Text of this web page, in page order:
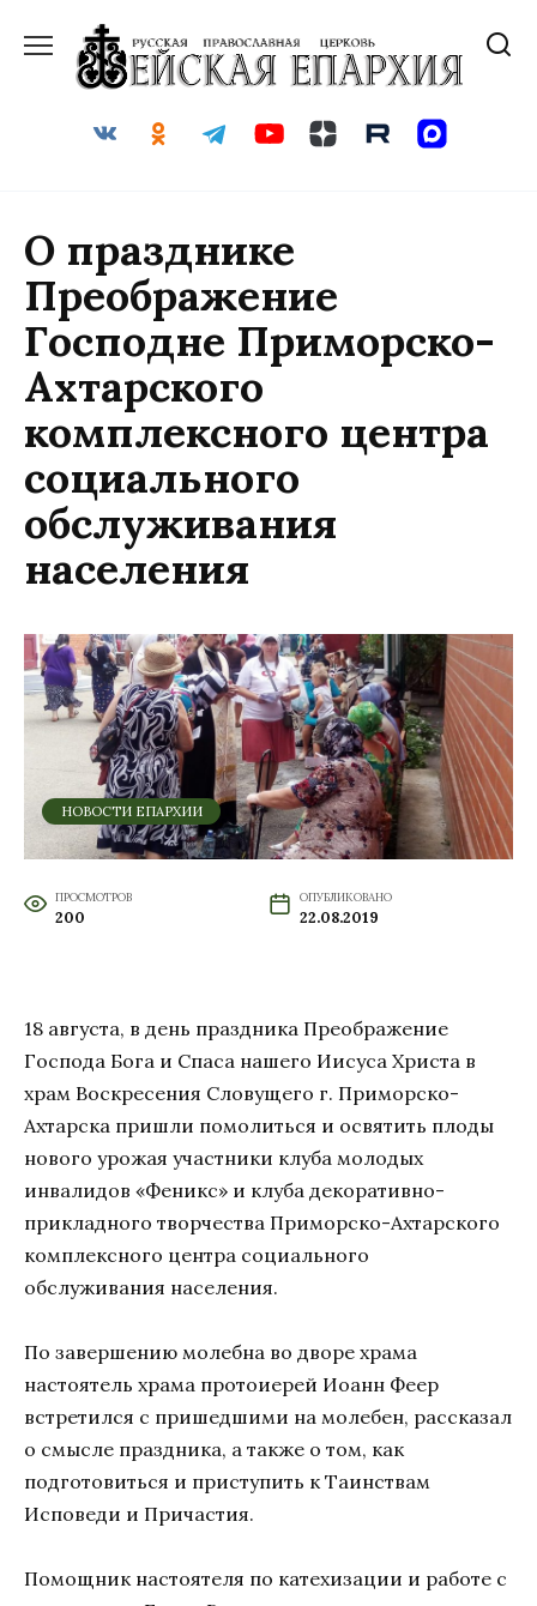
содержанию
О празднике
Преображение
Господне Приморско-
Ахтарского
комплексного центра
социального
обслуживания
населения
НОВОСТИ ЕПАРХИИ
ПРОСМОТРОВ
200
ОПУБЛИКОВАНО
22.08.2019
18 августа, в день праздника Преображение
Господа Бога и Спаса нашего Иисуса Христа в
храм Воскресения Словущего г. Приморско-
Ахтарска пришли помолиться и освятить плоды
нового урожая участники клуба молодых
инвалидов «Феникс» и клуба декоративно-
прикладного творчества Приморско-Ахтарского
комплексного центра социального
обслуживания населения.
По завершению молебна во дворе храма
настоятель храма протоиерей Иоанн Феер
встретился с пришедшими на молебен, рассказал
о смысле праздника, а также о том, как
подготовиться и приступить к Таинствам
Исповеди и Причастия.
Помощник настоятеля по катехизации и работе с